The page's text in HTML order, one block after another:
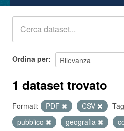
Gruppi
Ordina per
1 dataset trovato
Formati: PDF CSV
pubblico
geografia